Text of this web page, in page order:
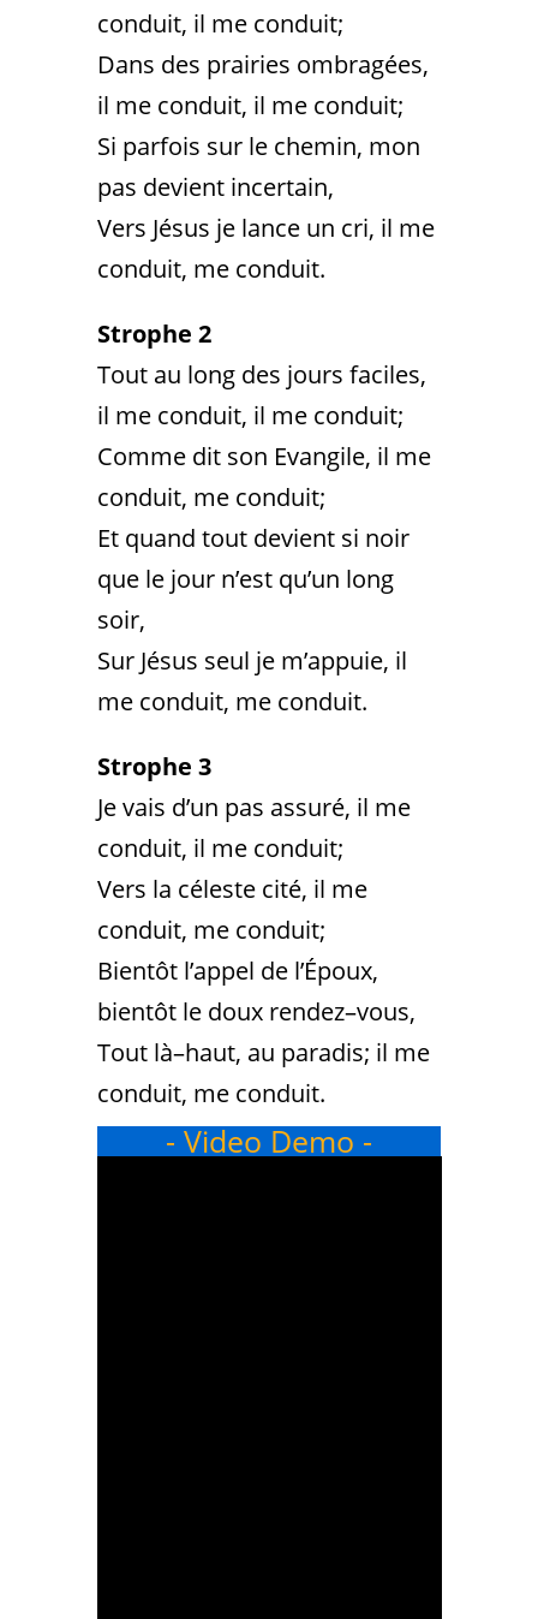
conduit, il me conduit;
Dans des prairies ombragées,
il me conduit, il me conduit;
Si parfois sur le chemin, mon
pas devient incertain,
Vers Jésus je lance un cri, il me
conduit, me conduit.
Strophe 2
Tout au long des jours faciles,
il me conduit, il me conduit;
Comme dit son Evangile, il me
conduit, me conduit;
Et quand tout devient si noir
que le jour n’est qu’un long
soir,
Sur Jésus seul je m’appuie, il
me conduit, me conduit.
Strophe 3
Je vais d’un pas assuré, il me
conduit, il me conduit;
Vers la céleste cité, il me
conduit, me conduit;
Bientôt l’appel de l’Époux,
bientôt le doux rendez–vous,
Tout là–haut, au paradis; il me
conduit, me conduit.
- Video Demo -